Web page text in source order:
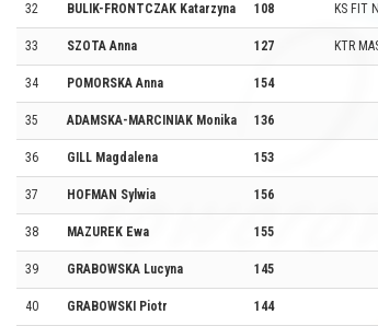
32 BULIK-FRONTCZAK Katarzyna 108 KS FIT
33 SZOTA Anna 127 KTR
34 POMORSKA Anna 154
35 ADAMSKA-MARCINIAK Monika 136
36 GILL Magdalena 153
37 HOFMAN Sylwia 156
38 MAZUREK Ewa 155
39 GRABOWSKA Lucyna 145
40 GRABOWSKI Piotr 144